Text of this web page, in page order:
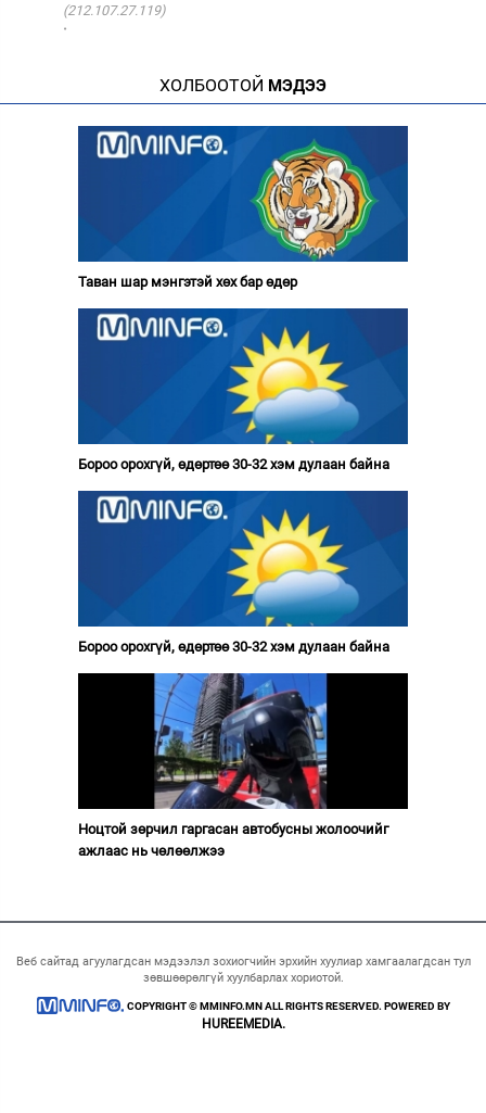
(212.107.27.119)
·
ХОЛБООТОЙ МЭДЭЭ
Таван шар мэнгэтэй хөх бар өдөр
Бороо орохгүй, өдөртөө 30-32 хэм дулаан байна
Бороо орохгүй, өдөртөө 30-32 хэм дулаан байна
Ноцтой зөрчил гаргасан автобусны жолоочийг
ажлаас нь чөлөөлжээ
Веб сайтад агуулагдсан мэдээлэл зохиогчийн эрхийн хуулиар хамгаалагдсан тул
зөвшөөрөлгүй хуулбарлах хориотой.
COPYRIGHT © MMINFO.MN ALL RIGHTS RESERVED. POWERED BY
HUREEMEDIA.